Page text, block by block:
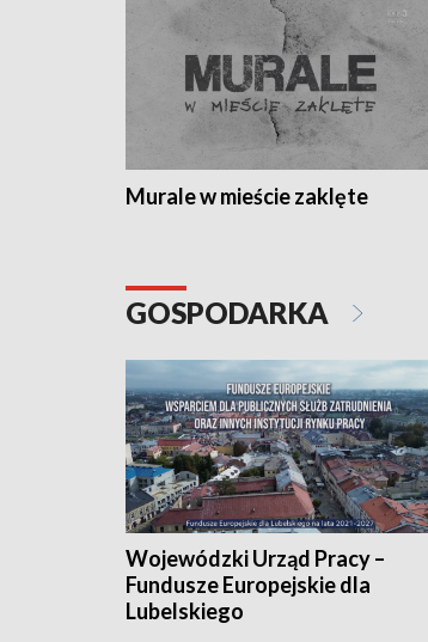
Murale w mieście zaklęte
GOSPODARKA
Wojewódzki Urząd Pracy –
Fundusze Europejskie dla
Lubelskiego